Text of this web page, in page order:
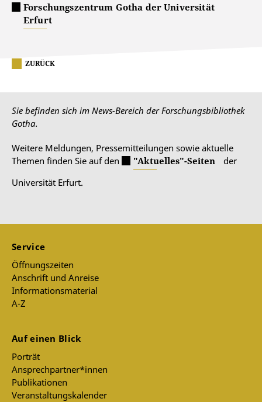
Forschungszentrum Gotha der Universität
Erfurt
ZURÜCK
Sie befinden sich im News-Bereich der Forschungsbibliothek
Gotha.
Weitere Meldungen, Pressemitteilungen sowie aktuelle
Themen finden Sie auf den
"Aktuelles"-Seiten
der
Universität Erfurt.
Service
Öffnungszeiten
Anschrift und Anreise
Informationsmaterial
A-Z
Auf einen Blick
Porträt
Ansprechpartner*innen
Publikationen
Veranstaltungskalender